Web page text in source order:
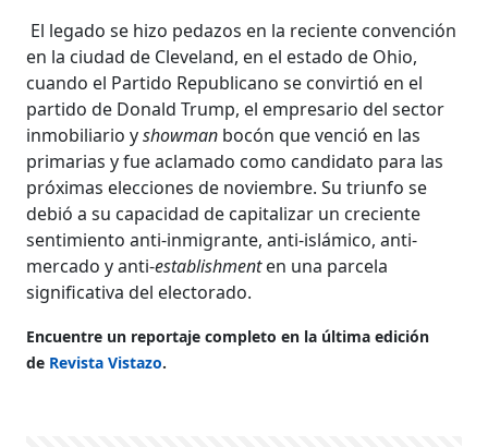
El legado se hizo pedazos en la reciente convención
en la ciudad de Cleveland, en el estado de Ohio,
cuando el Partido Republicano se convirtió en el
partido de Donald Trump, el empresario del sector
inmobiliario yshowman bocón que venció en las
primarias y fue aclamado como candidato para las
próximas elecciones de noviembre. Su triunfo se
debió a su capacidad de capitalizar un creciente
sentimiento anti-inmigrante, anti-islámico, anti-
mercado y anti-establishmenten una parcela
significativa del electorado.
Encuentre un reportaje completo en la última edición
de Revista Vistazo.